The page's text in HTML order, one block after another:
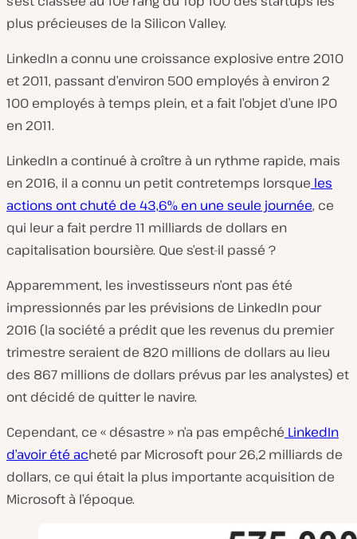
plus précieuses de la Silicon Valley.
LinkedIn a connu une croissance explosive entre 2010
et 2011, passant d’environ 500 employés à environ 2
100 employés à temps plein, et a fait l’objet d’une IPO
en 2011.
LinkedIn a continué à croître à un rythme rapide, mais
en 2016, il a connu un petit contretemps lorsque les
actions ont chuté de 43,6% en une seule journée, ce
qui leur a fait perdre 11 milliards de dollars en
capitalisation boursière. Que s’est-il passé ?
Apparemment, les investisseurs n’ont pas été
impressionnés par les prévisions de LinkedIn pour
2016 (la société a prédit que les revenus du premier
trimestre seraient de 820 millions de dollars au lieu
des 867 millions de dollars prévus par les analystes) et
ont décidé de quitter le navire.
Cependant, ce « désastre » n’a pas empêché LinkedIn
d’avoir été acheté par Microsoft pour 26,2 milliards de
dollars, ce qui était la plus importante acquisition de
Microsoft à l’époque.